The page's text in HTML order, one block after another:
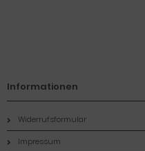
Informationen
Widerrufsformular
Impressum